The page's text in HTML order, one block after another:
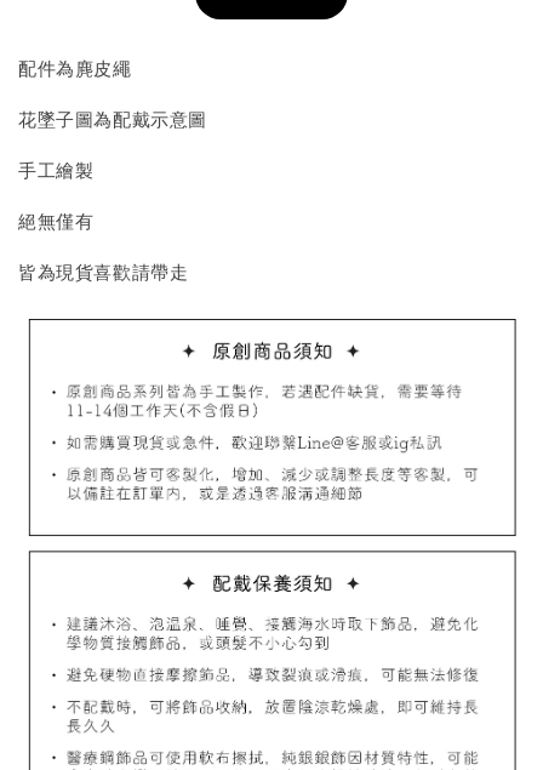
質感飾品收納盒
NT$ 298
- +
飾品禮物盒加價購
配件為麂皮繩
花墜子圖為配戴示意圖
手工繪製
絕無僅有
皆為現貨喜歡請帶走